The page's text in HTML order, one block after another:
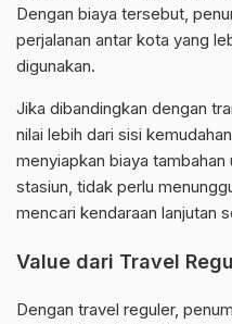
Dengan biaya tersebut,
perjalanan antar kota yang
digunakan.
Jika dibandingkan dengan
nilai lebih dari sisi
menyiapkan biaya
stasiun, tidak perlu
mencari kendaraan lanjutan
Value dari Travel
Dengan travel reguler,